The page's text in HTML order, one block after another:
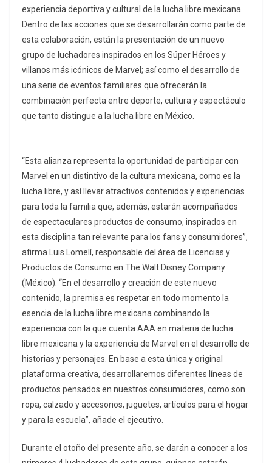
experiencia deportiva y cultural de la lucha libre mexicana.
Dentro de las acciones que se desarrollarán como parte de
esta colaboración, están la presentación de un nuevo
grupo de luchadores inspirados en los Súper Héroes y
villanos más icónicos de Marvel; así como el desarrollo de
una serie de eventos familiares que ofrecerán la
combinación perfecta entre deporte, cultura y espectáculo
que tanto distingue a la lucha libre en México.
“Esta alianza representa la oportunidad de participar con
Marvel en un distintivo de la cultura mexicana, como es la
lucha libre, y así llevar atractivos contenidos y experiencias
para toda la familia que, además, estarán acompañados
de espectaculares productos de consumo, inspirados en
esta disciplina tan relevante para los fans y consumidores”,
afirma Luis Lomelí, responsable del área de Licencias y
Productos de Consumo en The Walt Disney Company
(México). “En el desarrollo y creación de este nuevo
contenido, la premisa es respetar en todo momento la
esencia de la lucha libre mexicana combinando la
experiencia con la que cuenta AAA en materia de lucha
libre mexicana y la experiencia de Marvel en el desarrollo de
historias y personajes. En base a esta única y original
plataforma creativa, desarrollaremos diferentes líneas de
productos pensados en nuestros consumidores, como son
ropa, calzado y accesorios, juguetes, artículos para el hogar
y para la escuela”, añade el ejecutivo.
Durante el otoño del presente año, se darán a conocer a los